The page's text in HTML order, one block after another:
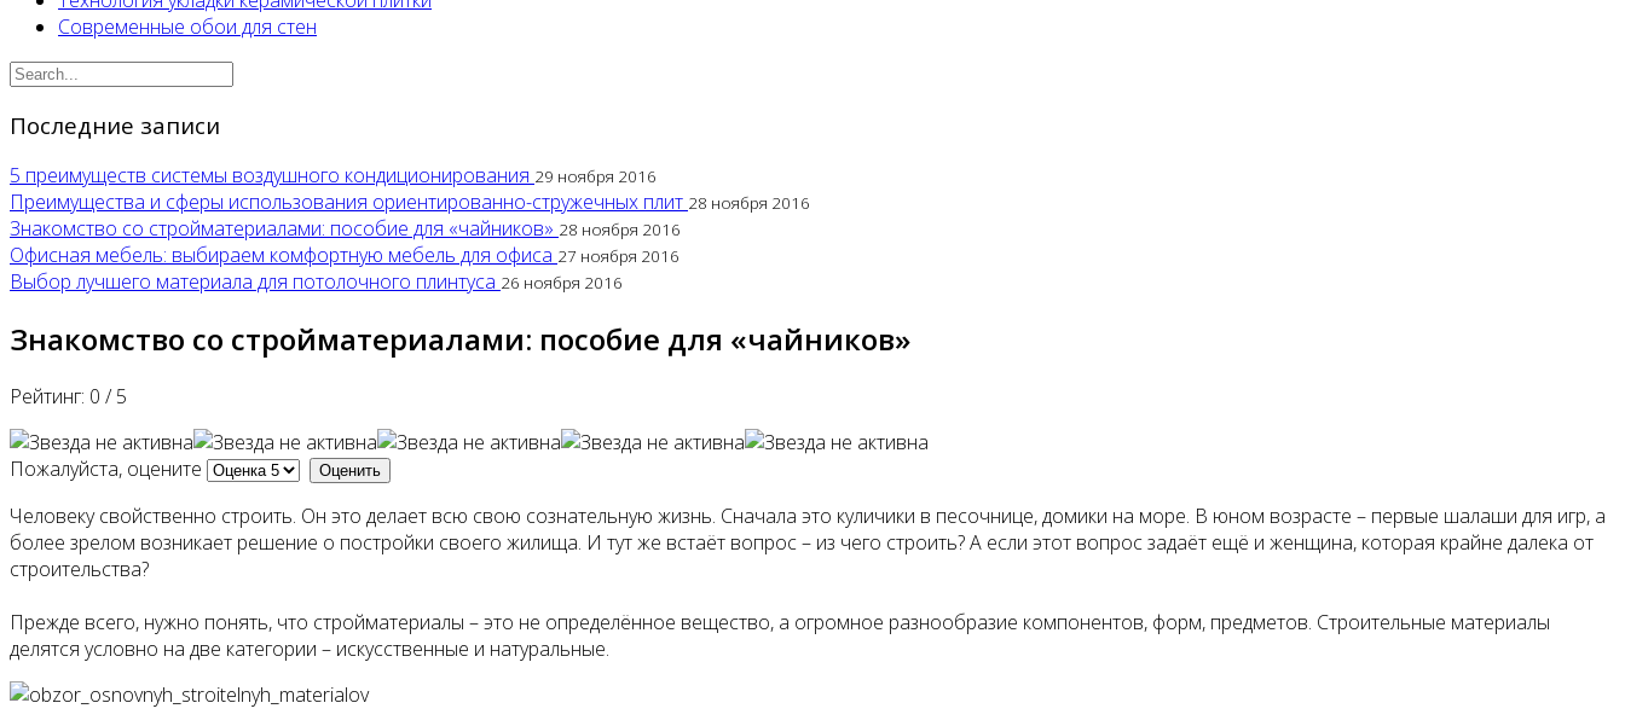
Современные обои для стен
Последние записи
5 преимуществ системы воздушного кондиционирования 29 ноября 2016
Преимущества и сферы использования ориентированно-стружечных плит 28 ноября 2016
Знакомство со стройматериалами: пособие для «чайников» 28 ноября 2016
Офисная мебель: выбираем комфортную мебель для офиса 27 ноября 2016
Выбор лучшего материала для потолочного плинтуса 26 ноября 2016
Знакомство со стройматериалами: пособие для «чайников»
Рейтинг: 0 /5
Пожалуйста, оцените
Человеку свойственно строить. Он это делает всю свою сознательную жизнь. Сначала это куличики в песочнице, домики на море. В юном возрасте – первые шалаши для игр, а
более зрелом возникает решение о постройки своего жилища. И тут же встаёт вопрос – из чего строить? А если этот вопрос задаёт ещё и женщина, которая крайне далека от
строительства?
Прежде всего, нужно понять, что стройматериалы – это не определённое вещество, а огромное разнообразие компонентов, форм, предметов. Строительные материалы
делятся условно на две категории – искусственные и натуральные.